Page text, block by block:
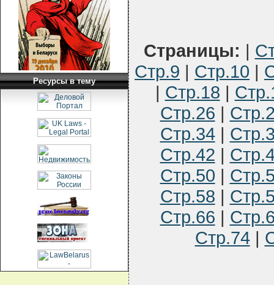
Ресурсы в тему
Страницы: |
Стр.9 | Стр.10 |
| Стр.18 |
Стр.26 |
Стр.34|
Стр.42 |
Стр.50 |
Стр.58 |
Стр.66 |
Стр.74|